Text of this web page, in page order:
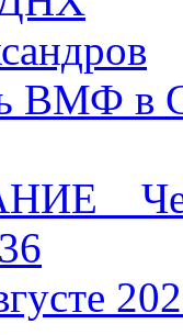
ВМФ в
_